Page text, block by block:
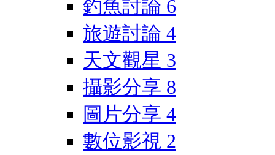
釣魚討論 6
旅遊討論 4
天文觀星 3
攝影分享 8
圖片分享 4
數位影視 2